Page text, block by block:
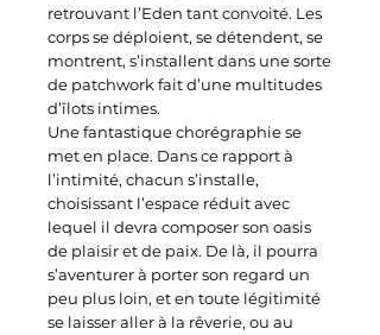
retrouvant l’Eden tant convoité. Les
corps se déploient, se détendent, se
montrent, s’installent dans une sorte
de patchwork fait d’une multitudes
d’îlots intimes.
Une fantastique chorégraphie se
met en place. Dans ce rapport à
l’intimité, chacun s’installe,
choisissant l’espace réduit avec
lequel il devra composer son oasis
de plaisir et de paix. De là, il pourra
s’aventurer à porter son regard un
peu plus loin, et en toute légitimité
se laisser aller à la rêverie, ou au